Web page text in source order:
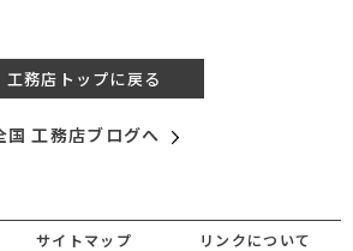
工務店トップに戻る
国 工務店ブログへ
サイトマップ リンクについて